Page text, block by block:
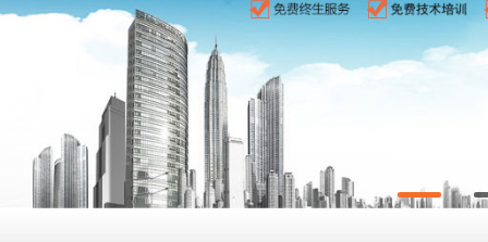
原来洗碗机还能洗菜洗龙虾！
如何正确的使用商用洗碗机确保清洗效果？